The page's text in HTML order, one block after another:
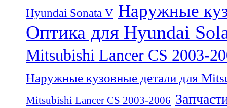
Hyundai Sonata V Наружные
Оптика для Hyundai
Mitsubishi Lancer CS 2003-
Наружные кузовные детали для
Mitsubishi Lancer CS 2003-2006